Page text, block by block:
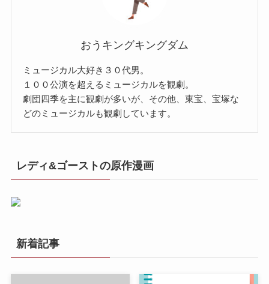
おうキングキングダム
ミュージカル大好き３０代男。
１００公演を超えるミュージカルを観劇。
劇団四季を主に観劇が多いが、その他、東宝、宝塚な
どのミュージカルも観劇しています。
レディ&ゴーストの原作漫画
新着記事